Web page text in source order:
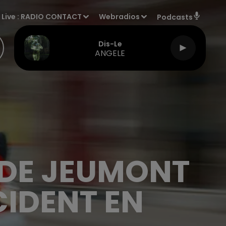
Live : RADIO CONTACT Webradios Podcasts
Dis-Le
ANGELE
JEUMONT
EN